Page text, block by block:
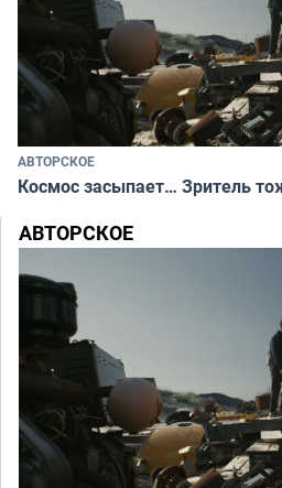
АВТОРСКОЕ
Космос засыпает… Зритель
АВТОРСКОЕ